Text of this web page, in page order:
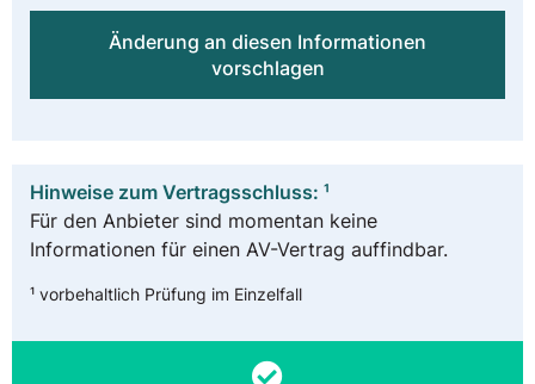
Änderung an diesen Informationen
vorschlagen
Hinweise zum Vertragsschluss: ¹
Für den Anbieter sind momentan keine
Informationen für einen AV-Vertrag auffindbar.
¹ vorbehaltlich Prüfung im Einzelfall